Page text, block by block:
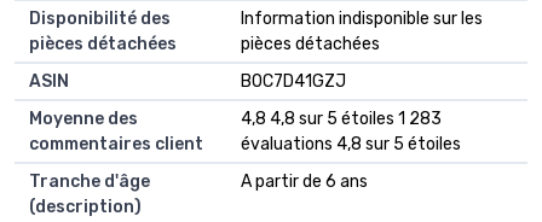
Disponibilité des
pièces détachées
‎Information indisponible sur les
pièces détachées
ASIN
B0C7D41GZJ
Moyenne des
commentaires client
4,8 4,8 sur 5 étoiles 1 283
évaluations 4,8 sur 5 étoiles
Tranche d'âge
(description)
A partir de 6 ans